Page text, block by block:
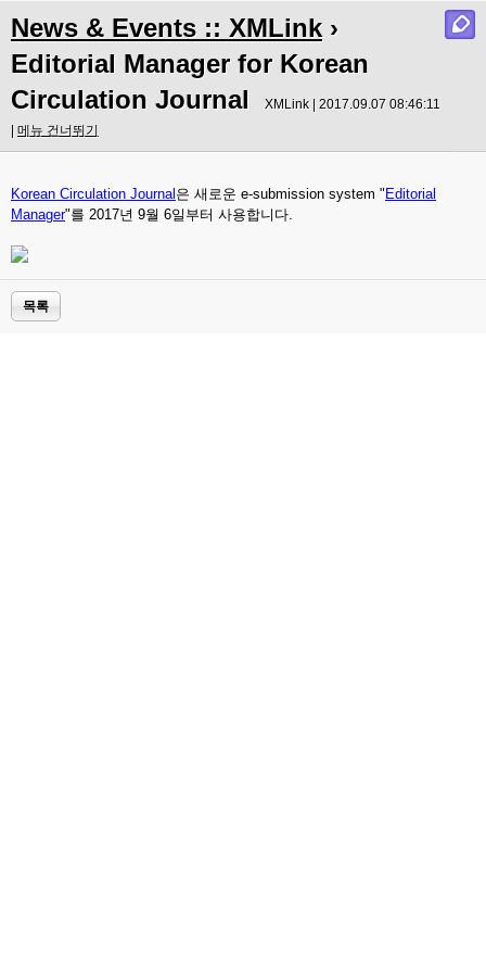
News & Events :: XMLink ›
Editorial Manager for Korean
Circulation Journal
XMLink | 2017.09.07 08:46:11
메뉴 건너뛰기
Korean Circulation Journal 은 새로운 e-submission system " Editorial
Manager"를 2017년 9월 6일부터 사용합니다.
목록